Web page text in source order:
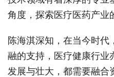
角度，探索医疗医药产业
陈海淇深知，在当今时代
融的支持，医疗健康行业
发展与壮大，都需要融合